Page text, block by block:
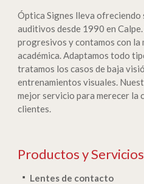
Óptica Signes lleva
auditivos desde 1990 en
progresivos y contamos con la
académica. Adaptamos todo
tratamos los casos de baja
entrenamientos visuales.
mejor servicio para merecer la
clientes.
Productos y Servicios
Lentes de contacto